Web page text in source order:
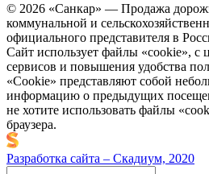
© 2026 «Санкар» — Продажа
коммунальной и
официального представителя в
Сайт использует файлы «cookie», с
сервисов и повышения удобства
«Cookie» представляют собой
информацию о предыдущих
не хотите использовать файлы
браузера.
Разработка сайта – Скадиум, 2020